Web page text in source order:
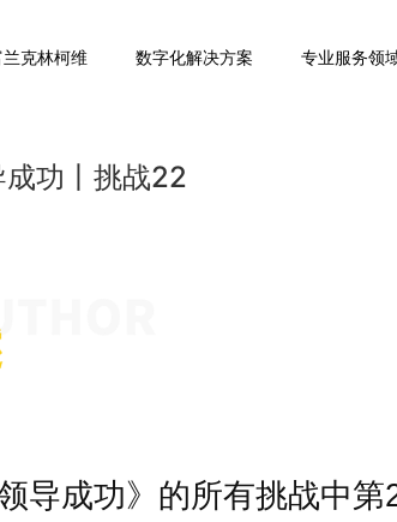
专业服务领
数字化解决方案
兰克林柯维
功丨挑战22
导成功》的所有挑战中第